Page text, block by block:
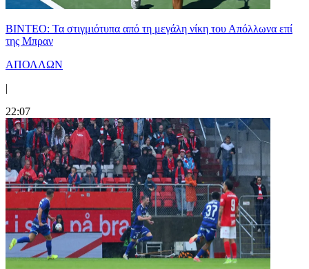
ΒΙΝΤΕΟ: Τα στιγμιότυπα από τη μεγάλη νίκη του Απόλλωνα επί
της Μπραν
ΑΠΟΛΛΩΝ
|
22:07